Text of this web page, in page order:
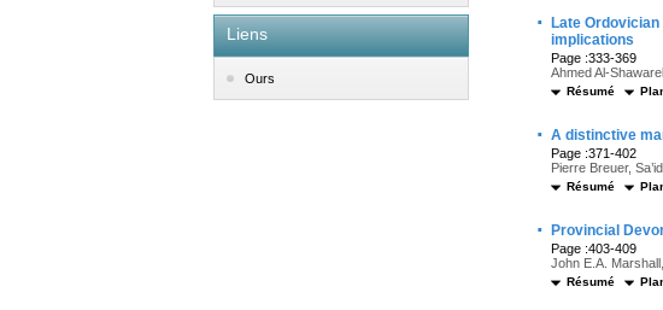
Liens
Ours
·
Late
implications
Page :333-369
Ahmed Al-
Résumé
· A distinctive
Page :371-402
Pierre Breuer,
Résumé
· Provincial
Page :403-409
John E.A.
Résumé